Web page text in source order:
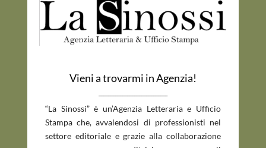
Vieni a trovarmi in Agenzia!
“La Sinossi” è un’Agenzia Letteraria e Ufficio
Stampa che, avvalendosi di professionisti nel
settore editoriale e grazie alla collaborazione